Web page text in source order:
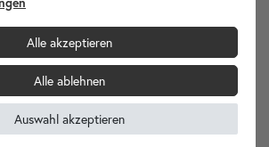
Alle akzeptieren
Alle ablehnen
Auswahl akzeptieren